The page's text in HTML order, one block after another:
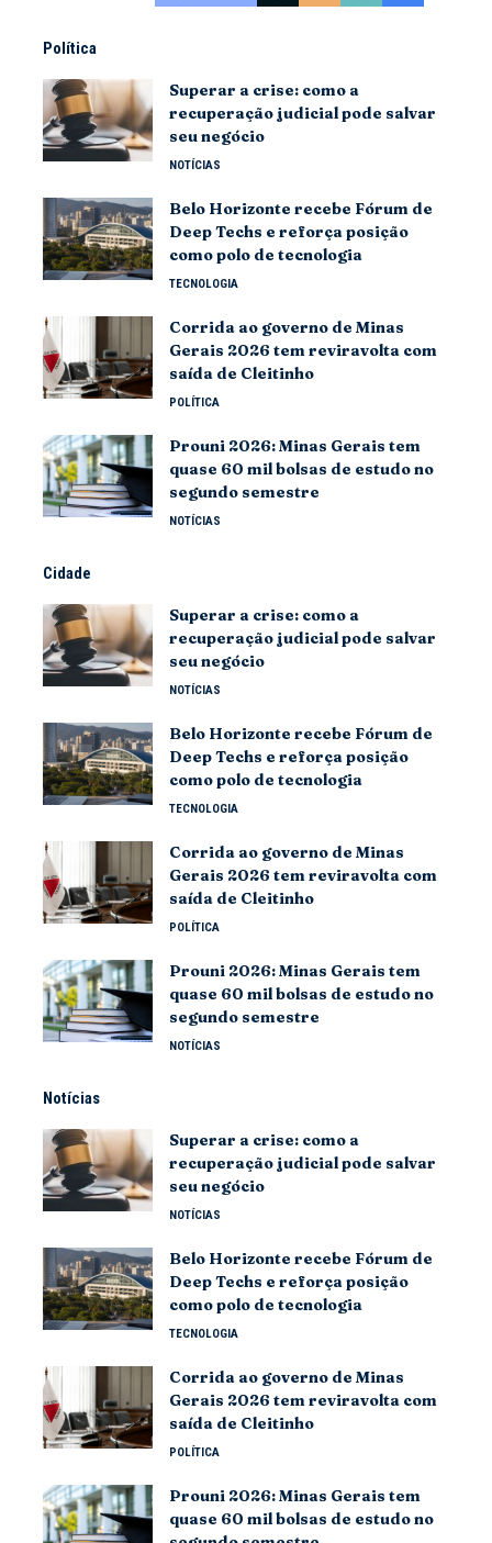
Política
Superar a crise: como a
recuperação judicial pode salvar
seu negócio
NOTÍCIAS
Belo Horizonte recebe Fórum de
Deep Techs e reforça posição
como polo de tecnologia
TECNOLOGIA
Corrida ao governo de Minas
Gerais 2026 tem reviravolta com
saída de Cleitinho
POLÍTICA
Prouni 2026: Minas Gerais tem
quase 60 mil bolsas de estudo no
segundo semestre
NOTÍCIAS
Cidade
Superar a crise: como a
recuperação judicial pode salvar
seu negócio
NOTÍCIAS
Belo Horizonte recebe Fórum de
Deep Techs e reforça posição
como polo de tecnologia
TECNOLOGIA
Corrida ao governo de Minas
Gerais 2026 tem reviravolta com
saída de Cleitinho
POLÍTICA
Prouni 2026: Minas Gerais tem
quase 60 mil bolsas de estudo no
segundo semestre
NOTÍCIAS
Notícias
Superar a crise: como a
recuperação judicial pode salvar
seu negócio
NOTÍCIAS
Belo Horizonte recebe Fórum de
Deep Techs e reforça posição
como polo de tecnologia
TECNOLOGIA
Corrida ao governo de Minas
Gerais 2026 tem reviravolta com
saída de Cleitinho
POLÍTICA
Prouni 2026: Minas Gerais tem
quase 60 mil bolsas de estudo no